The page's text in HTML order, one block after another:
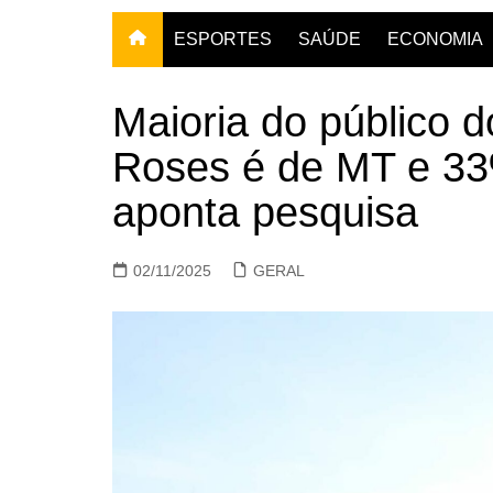
ESPORTES SAÚDE ECONOMIA
Maioria do público
Roses é de MT e
aponta pesquisa
02/11/2025 GERAL